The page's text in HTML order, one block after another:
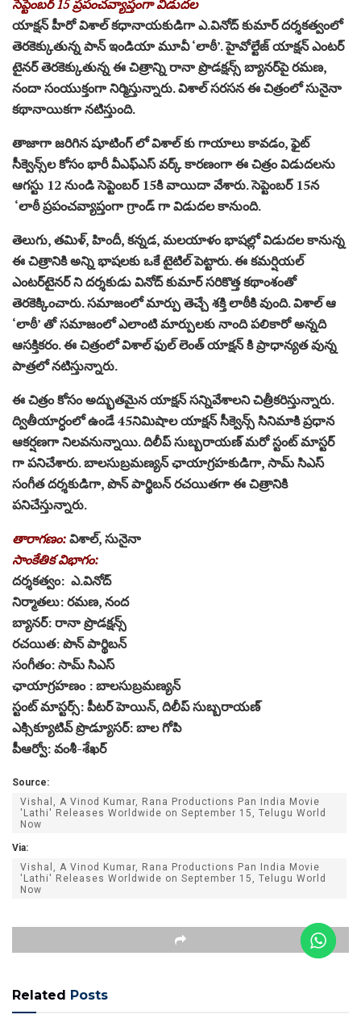
సెప్టెంబర్ 15 ప్రపంచవ్యాప్తంగా విడుదల
యాక్షన్ హీరో విశాల్ కధానాయకుడిగా ఎ.వినోద్‌ కుమార్‌ దర్శకత్వంలో
తెరకెక్కుతున్న పాన్ ఇండియా మూవీ ‘లాఠీ’. హైవోల్టేజ్ యాక్షన్ ఎంటర్
టైనర్ తెరకెక్కుతున్న ఈ చిత్రాన్ని రానా ప్రొడక్షన్స్ బ్యానర్‌పై రమణ,
నందా సంయుక్తంగా నిర్మిస్తున్నారు. విశాల్ సరసన ఈ చిత్రంలో సునైనా
కథానాయికగా నటిస్తుంది.
తాజాగా జరిగిన షూటింగ్ లో విశాల్‌ కు గాయాలు కావడం, ఫైట్
సీక్వెన్స్‌ల కోసం భారీ వీఎఫ్ఎస్ వర్క్‌ కారణంగా ఈ చిత్రం విడుదలను
ఆగస్టు 12 నుండి సెప్టెంబర్ 15కి వాయిదా వేశారు. సెప్టెంబర్ 15న
‘లాఠీ ప్రపంచవ్యాప్తంగా గ్రాండ్ గా విడుదల కానుంది.
తెలుగు, తమిళ్, హిందీ, కన్నడ, మలయాళం భాషల్లో విడుదల కానున్న
ఈ చిత్రానికి అన్ని భాషలకు ఒకే టైటిల్‌ పెట్టారు. ఈ కమర్షియల్
ఎంటర్‌టైనర్‌ ని దర్శకుడు వినోద్‌ కుమార్‌ సరికొత్త కథాంశంతో
తెరకెక్కించారు. సమాజంలో మార్పు తెచ్చే శక్తి లాఠీకి వుంది. విశాల్‌ ఆ
‘లాఠీ’ తో సమాజంలో ఎలాంటి మార్పులకు నాంది పలికారో అన్నది
ఆసక్తికరం. ఈ చిత్రంలో విశాల్ ఫుల్ లెంత్ యాక్షన్ కి ప్రాధాన్యత వున్న
పాత్రలో నటిస్తున్నారు.
ఈ చిత్రం కోసం అద్భుతమైన యాక్షన్ సన్నివేశాలని చిత్రీకరిస్తున్నారు.
ద్వితీయార్ధంలో ఉండే 45నిమిషాల యాక్షన్‌ సీక్వెన్స్‌ సినిమాకి ప్రధాన
ఆకర్షణగా నిలవనున్నాయి. దిలీప్‌ సుబ్బరాయణ్‌ మరో స్టంట్ మాస్టర్
గా పనిచేశారు. బాలసుబ్రమణ్యన్‌ ఛాయాగ్రహకుడిగా, సామ్‌ సిఎస్‌
సంగీత దర్శకుడిగా, పొన్ పార్థిబన్ రచయితగా ఈ చిత్రానికి
పనిచేస్తున్నారు.
తారాగణం:విశాల్, సునైనా
సాంకేతిక విభాగం:
దర్శకత్వం: ఎ.వినోద్‌
నిర్మాతలు: రమణ, నంద
బ్యానర్: రానా ప్రొడక్షన్స్
రచయిత: పొన్ పార్థిబన్
సంగీతం: సామ్ సిఎస్
ఛాయాగ్రహణం : బాలసుబ్రమణ్యన్‌
స్టంట్ మాస్టర్స్: పీటర్ హెయిన్, దిలీప్‌ సుబ్బరాయణ్‌
ఎక్సిక్యూటివ్ ప్రొడ్యూసర్: బాల గోపి
పీఆర్వో: వంశీ-శేఖర్
Source:
Vishal, A Vinod Kumar, Rana Productions Pan India Movie
'Lathi' Releases Worldwide on September 15, Telugu World
Now
Via:
Vishal, A Vinod Kumar, Rana Productions Pan India Movie
'Lathi' Releases Worldwide on September 15, Telugu World
Now
Related Posts